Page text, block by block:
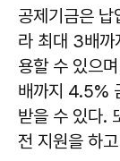
공제기금은
라 최대 3배까
용할 수 있으
배까지 4.5%
받을 수 있다.
전 지원을 하